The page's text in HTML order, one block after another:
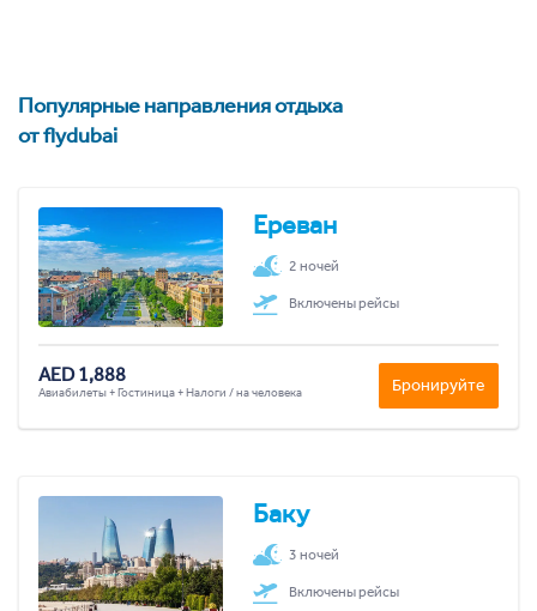
Популярные направления отдыха
от flydubai
Ереван
2 ночей
Включены рейсы
AED 1,888
Авиабилеты + Гостиница + Налоги / на человека Бронируйте
Баку
3 ночей
Включены рейсы